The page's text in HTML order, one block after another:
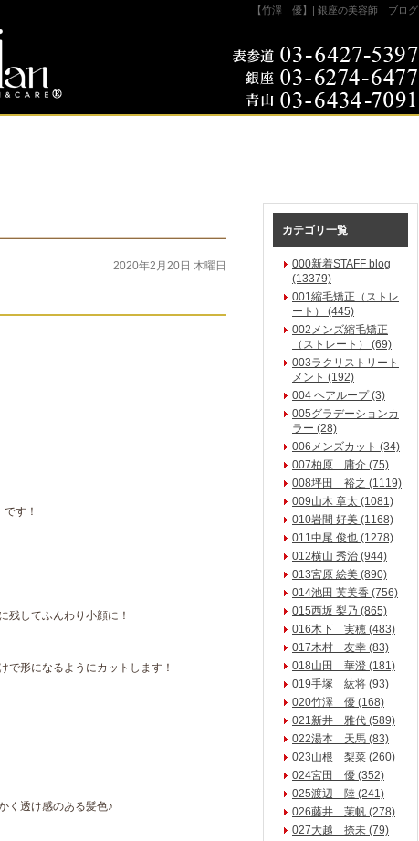
【竹澤 優】| 銀座の美容師 ブログ
2020年2月20日 木曜日
す！
残してふんわり小顔に！
で形になるようにカットします！
く透け感のある髪色♪
カテゴリ一覧
000新着STAFF blog
(13379)
001縮毛矯正（ストレ
ート） (445)
002メンズ縮毛矯正
（ストレート） (69)
003ラクリストリート
メント (192)
004 ヘアループ (3)
005グラデーションカ
ラー (28)
006メンズカット (34)
007柏原 庸介 (75)
008坪田 裕之 (1119)
009山木 章太 (1081)
010岩間 好美 (1168)
011中尾 俊也 (1278)
012横山 秀治 (944)
013宮原 絵美 (890)
014池田 芙美香 (756)
015西坂 梨乃 (865)
016木下 実穂 (483)
017木村 友幸 (83)
018山田 華澄 (181)
019手塚 紘将 (93)
020竹澤 優 (168)
021新井 雅代 (589)
022湯本 天馬 (83)
023山根 梨菜 (260)
024宮田 優 (352)
025渡辺 陸 (241)
026藤井 茉帆 (278)
027大越 捺未 (79)